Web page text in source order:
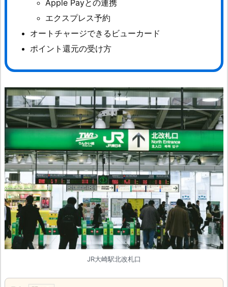
Apple Payとの連携
エクスプレス予約
オートチャージできるビューカード
ポイント還元の受け方
JR大崎駅北改札口